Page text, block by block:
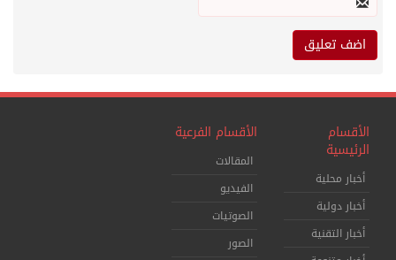
الأقسام
الرئيسية
أخبار محلية
أخبار دولية
أخبار التقنية
الأقسام الفرعية
المقالات
الفيديو
الصوتيات
الصور